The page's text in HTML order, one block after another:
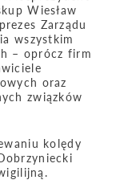
Wiesław
Zarządu
wszystkim
– oprócz firm
oraz
związków
kolędy